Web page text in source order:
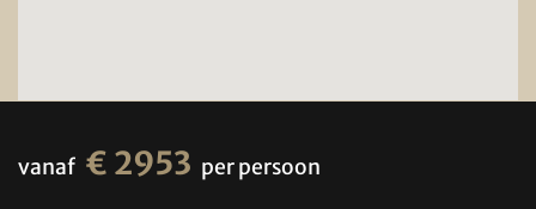
vanaf € 2953 per persoon